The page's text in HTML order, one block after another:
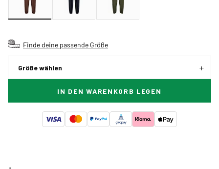
Finde deine passende Größe
Größe wählen
IN DEN WARENKORB LEGEN